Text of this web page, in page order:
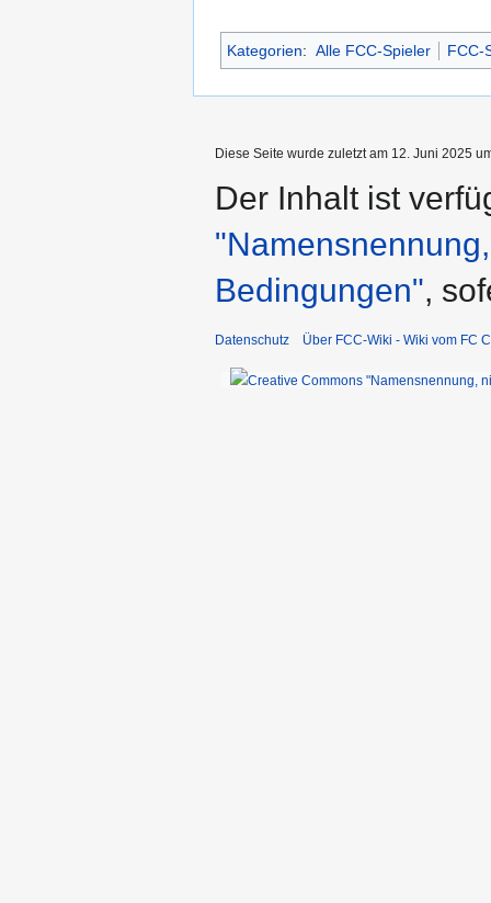
Kategorien: Alle FCC-Spieler FCC-
Diese Seite wurde zuletzt am 12. Juni 2025
Der Inhalt ist
Bedingungen",
Datenschutz Über FCC-Wiki - Wiki vom FC